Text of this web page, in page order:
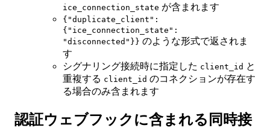
ice_connection_state が含まれます
{"duplicate_client":
{"ice_connection_state":
"disconnected"}} のような形式で返されま
す
シグナリング接続時に指定した client_id と
重複する client_id のコネクションが存在す
る場合のみ含まれます
認証ウェブフックに含まれる同時接